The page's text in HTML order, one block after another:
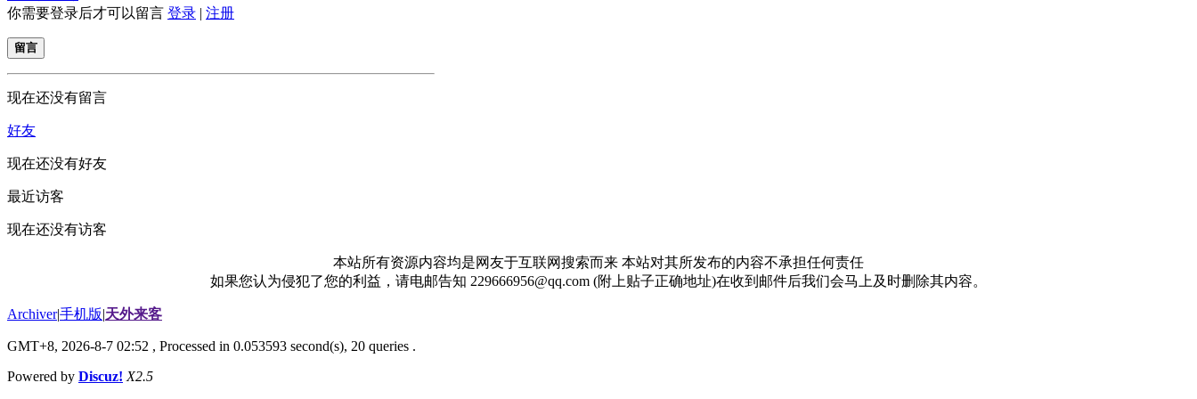
你需要登录后才可以留言 登录 | 注册
留言
现在还没有留言
好友
现在还没有好友
最近访客
现在还没有访客
本站所有资源内容均是网友于互联网搜索而来 本站对其所发布的内容不承担任何责任
如果您认为侵犯了您的利益，请电邮告知 229666956@qq.com (附上贴子正确地址)在收到邮件后我们会马上及时删除其内容。
Archiver|手机版|天外来客
GMT+8, 2026-8-7 02:52 , Processed in 0.053593 second(s), 20 queries .
Powered by Discuz! X2.5